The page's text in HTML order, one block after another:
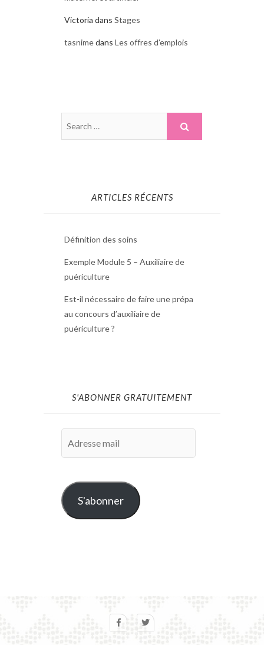
Victoria dans Stages
tasnimedans Les offres d’emplois
ARTICLES RÉCENTS
Définition des soins
Exemple Module 5 – Auxiliaire de
puériculture
Est-il nécessaire de faire une prépa
au concours d’auxiliaire de
puériculture ?
S'ABONNER GRATUITEMENT
S'abonner